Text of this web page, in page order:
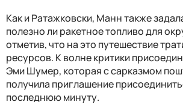
Как и Ратажковски, Манн также
полезно ли ракетное топливо для
отметив, что на это путешествие
ресурсов. К волне критики
Эми Шумер, которая с сарказмом
получила приглашение
последнюю минуту.